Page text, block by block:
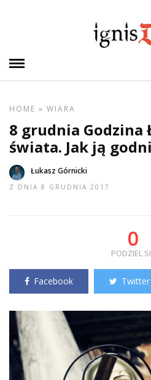
HOME » WIARA
8 grudnia Godzina
świata. Jak ją
Łukasz Górnicki
Z DNIA 8 GRUDNIA 2017
0
PODZIEL
Facebook Twitter